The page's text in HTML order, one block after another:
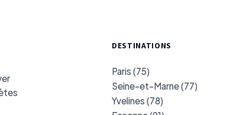
DESTINATIONS
Paris (75)
Seine-et-Marne (77)
Yvelines (78)